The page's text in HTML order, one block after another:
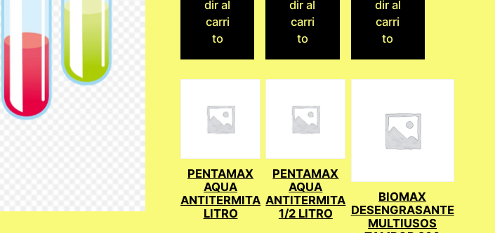
dir al
carri
to
dir al
carri
to
dir al
carri
to
PENTAMAX
AQUA
ANTITERMITA
LITRO
PENTAMAX
AQUA
ANTITERMITA
1/2 LITRO
BIOMAX
DESENGRASANTE
MULTIUSOS